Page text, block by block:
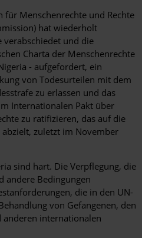
für Menschenrechte und Rechte
hat wiederholt
verabschiedet und die
Charta der Menschenrechte
- aufgefordert, ein
von Todesurteilen mit dem
zu erlassen und das
Internationalen Pakt über
zu ratifizieren, das auf die
zuletzt im November
sind hart. Die Verpflegung, die
andere Bedingungen
die in den UN-
von Gefangenen, den
anderen internationalen